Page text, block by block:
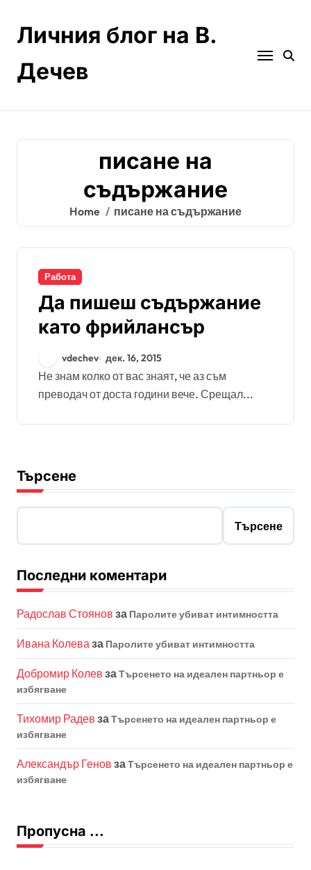
contentЛичния блог на В.
Дечев
писане на
съдържание
Home писане на съдържание
Работа
Да пишеш съдържание
като фрийлансър
vdechev дек. 16, 2015
Не знам колко от вас знаят, че аз съм
преводач от доста години вече. Срещал...
Търсене
Търсене
Последни коментари
Радослав Стоянов за Паролите убиват интимността
Ивана Колеваза Паролите убиват интимността
Добромир Колев заТърсенето на идеален партньор е
избягване
Тихомир Радев заТърсенето на идеален партньор е
избягване
Александър Генов заТърсенето на идеален партньор е
избягване
Пропусна ...